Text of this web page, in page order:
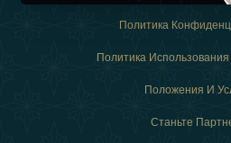
Политика
Политика
Положения И
Станьте